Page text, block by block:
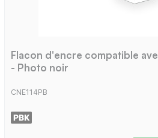
Flacon d'encre compatible
- Photo noir
CNE114PB